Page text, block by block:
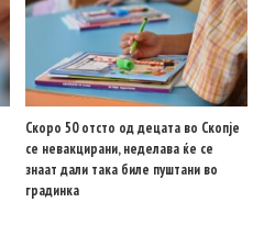
Скоро 50 отсто од децата во Скопје
се невакцирани, неделава ќе се
знаат дали така биле пуштани во
градинка